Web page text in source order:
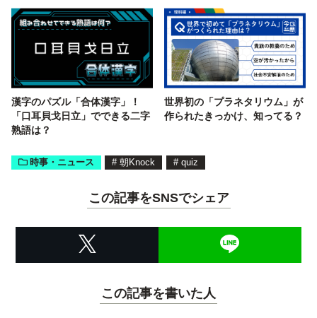
漢字のパズル「合体漢字」！
「口耳貝戈日立」でできる二字
熟語は？
世界初の「プラネタリウム」が
作られたきっかけ、知ってる？
時事・ニュース # 朝Knock # quiz
この記事をSNSでシェア
この記事を書いた人